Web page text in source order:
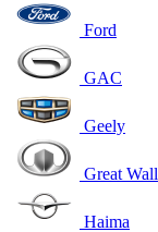
Ford
GAC
Geely
Great Wall
Haima